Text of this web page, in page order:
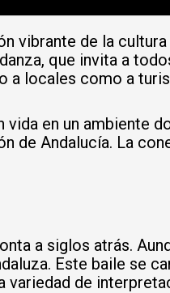
vibrante de la
que invita a
a locales como a
vida en un ambiente
de Andalucía. La
a siglos atrás.
Este baile se
variedad de